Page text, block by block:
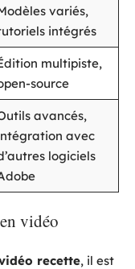
variés,
intégrés
multipiste,
source
avancés,
avec
logiciels
vidéo
recette, il est